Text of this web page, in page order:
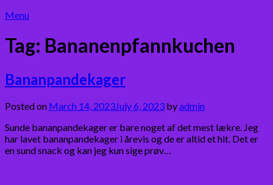
Menu
Tag: Bananenpfannkuchen
Bananpandekager
Posted on March 14, 2023July 6, 2023 byadmin
Sunde bananpandekager er bare noget af det mest lækre. Jeg
har lavet bananpandekager i årevis og de er altid et hit. Det er
en sund snack og kan jeg kun sige prøv…